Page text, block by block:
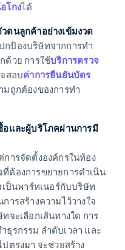
โกงได้
ตนลูกค้าอย่างเข้มงวด
ป้องบริษัทจากการทำ
ด้วย การใช้บริการตรวจ
สอบค่าการยืนยันบัตร
ถูกต้องของการทำ
อและผู้บริโภคผ่านการมี
ารจัดตั้งองค์กรในท้อง
ต้องการขยายการดำเนิน
เป็นพาร์ทเนอร์กับบริษัท
ารสร้างความไว้วางใจ
จะเลือกเส้นทางใด การ
ธุรกรรม ลำดับเวลา และ
ตรงมา จะช่วยสร้าง